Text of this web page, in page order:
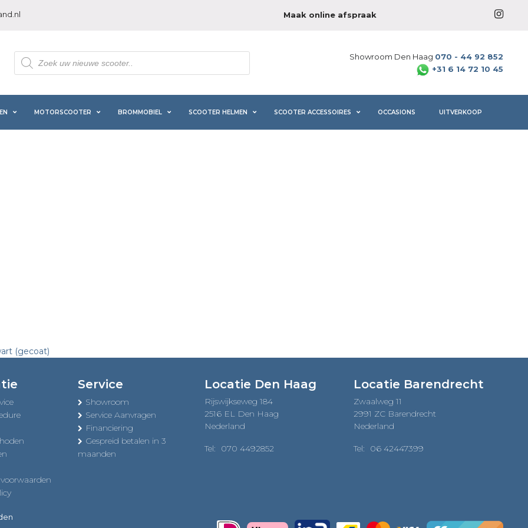
Maak online afspraak
Producten
zoeken
Showroom Den Haag 070 - 44 92 852
+31 6 14 72 10 45
MOTORSCOOTER BROMMOBIEL SCOOTER HELMEN SCOOTER ACCESSOIRES OCCASIONS UITVERKOOP
(gecoat)
Service
Showroom
Service Aanvragen
Financiering
Gespreid betalen in 3
maanden
Locatie Den Haag
Rijswijkseweg 184
2516 EL Den Haag
Nederland
Tel: 070 4492852
Locatie Barendrecht
Zwaalweg 11
2991 ZC Barendrecht
Nederland
Tel: 06 42447399